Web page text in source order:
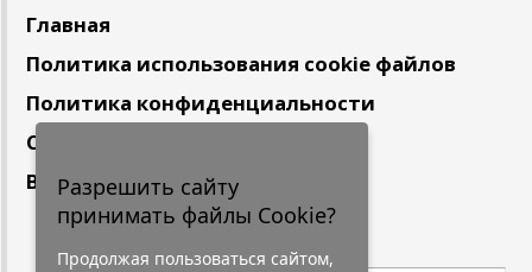
Главная
Политика использования cookie файлов
Политика конфиденциальности
Сотрудничество
Вакансии
Подпишитесь
Разрешить сайту
принимать файлы Cookie?
Продолжая пользоваться сайтом,